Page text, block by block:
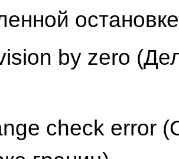
by zero
check error